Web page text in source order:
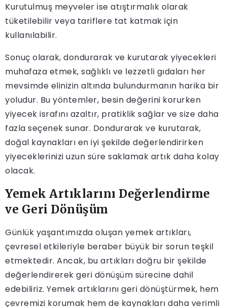
Kurutulmuş meyveler ise atıştırmalık olarak
tüketilebilir veya tariflere tat katmak için
kullanılabilir.
Sonuç olarak, dondurarak ve kurutarak yiyecekleri
muhafaza etmek, sağlıklı ve lezzetli gıdaları her
mevsimde elinizin altında bulundurmanın harika bir
yoludur. Bu yöntemler, besin değerini korurken
yiyecek israfını azaltır, pratiklik sağlar ve size daha
fazla seçenek sunar. Dondurarak ve kurutarak,
doğal kaynakları en iyi şekilde değerlendirirken
yiyeceklerinizi uzun süre saklamak artık daha kolay
olacak.
Yemek Artıklarını Değerlendirme
ve Geri Dönüşüm
Günlük yaşantımızda oluşan yemek artıkları,
çevresel etkileriyle beraber büyük bir sorun teşkil
etmektedir. Ancak, bu artıkları doğru bir şekilde
değerlendirerek geri dönüşüm sürecine dahil
edebiliriz. Yemek artıklarını geri dönüştürmek, hem
çevremizi korumak hem de kaynakları daha verimli